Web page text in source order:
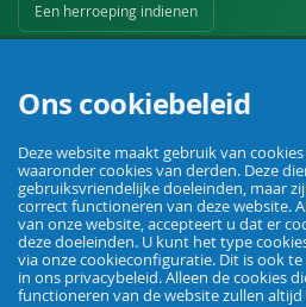
Een herroeping indienen
Uw vakhandel voor landbouw,
© Agrarking. Alle rechten voorbehouden.
Algemene voorwaardenPrivacybeleid
Ons cookiebeleid
Deze website maakt gebruik van
waaronder cookies van derden. Deze
gebruiksvriendelijke doeleinden, maar
correct functioneren van deze website.
van onze website, accepteert u dat er
deze doeleinden. U kunt het type
via onze cookieconfiguratie. Dit is ook
in ons privacybeleid. Alleen de cookies
functioneren van de website zullen